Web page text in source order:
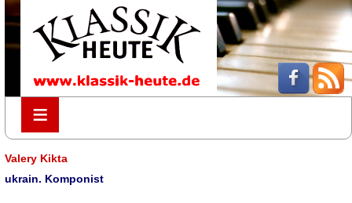
≡
≡
Valery Kikta
ukrain. Komponist